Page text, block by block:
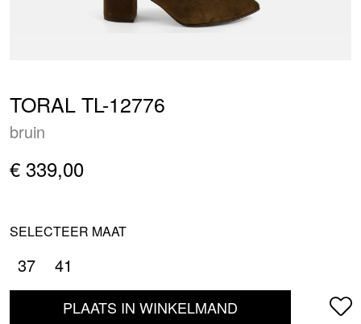
TORAL TL-12776
bruin
€ 339,00
SELECTEER MAAT
37 41
PLAATS IN WINKELMAND